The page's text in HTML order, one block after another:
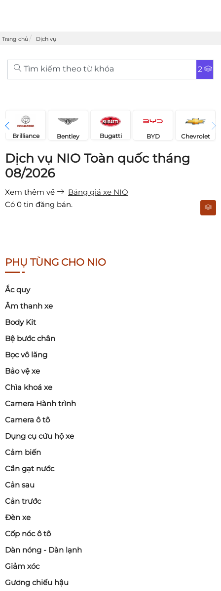
Trang chủ Dịch vụ
Tìm kiếm theo từ khóa 2
Brilliance Bentley Bugatti BYD Chevrolet
Dịch vụ NIO Toàn quốc tháng
08/2026
Xem thêm về
Bảng giá xe NIO
Có 0 tin đăng bán.
PHỤ TÙNG CHO NIO
Ắc quy
Âm thanh xe
Body Kit
Bệ bước chân
Bọc vô lăng
Bảo vệ xe
Chìa khoá xe
Camera Hành trình
Camera ô tô
Dụng cụ cứu hộ xe
Cảm biến
Cần gạt nước
Cản sau
Cản trước
Đèn xe
Cốp nóc ô tô
Dàn nóng - Dàn lạnh
Giảm xóc
Gương chiếu hậu